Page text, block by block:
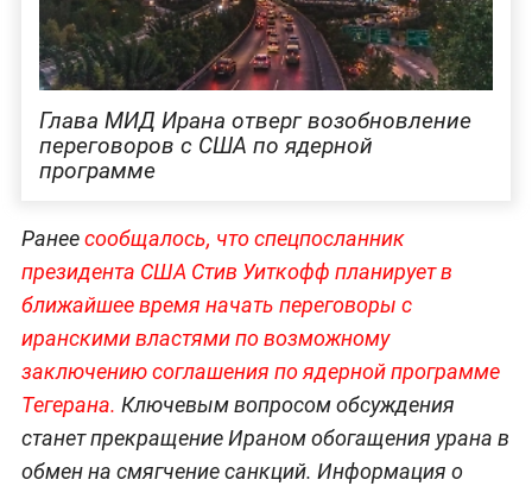
Глава МИД Ирана отверг возобновление
переговоров с США по ядерной
программе
Ранеесообщалось, что спецпосланник
президента США Стив Уиткофф планирует в
ближайшее время начать переговоры с
иранскими властями по возможному
заключению соглашения по ядерной программе
Тегерана. Ключевым вопросом обсуждения
станет прекращение Ираном обогащения урана в
обмен на смягчение санкций. Информация о